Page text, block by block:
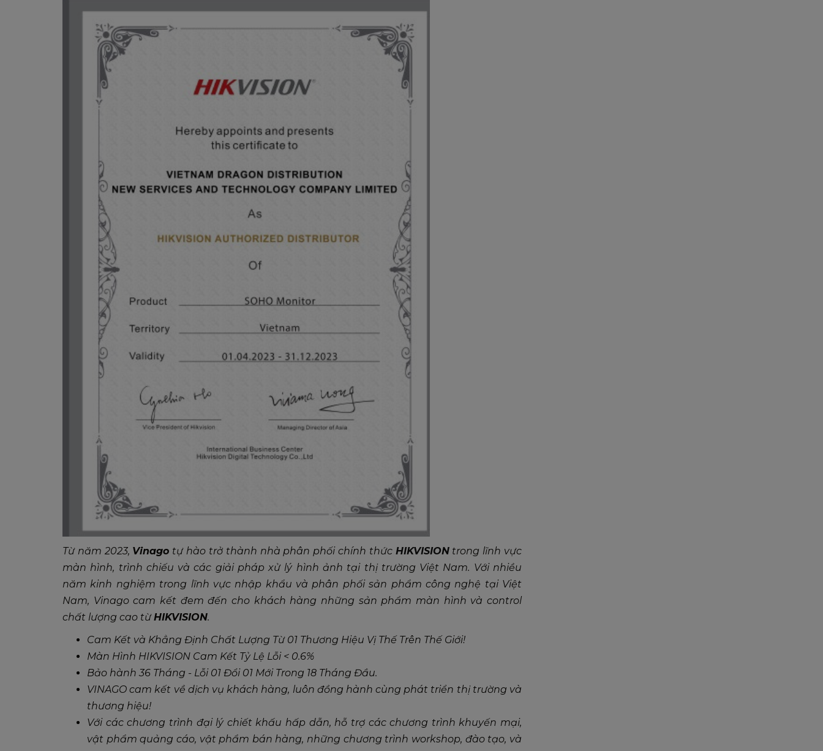
Từ năm 2023, Vinago tự hào trở thành nhà phân phối chính thức HIKVISIONtrong lĩnh vực
màn hình, trình chiếu và các giải pháp xử lý hình ảnh tại thị trường Việt Nam. Với nhiều
năm kinh nghiệm trong lĩnh vực nhập khẩu và phân phối sản phẩm công nghệ tại Việt
Nam, Vinago cam kết đem đến cho khách hàng những sản phẩm màn hình và control
chất lượng cao từHIKVISION.
Cam Kết và Khẳng Định Chất Lượng Từ 01 Thương Hiệu Vị Thế Trên Thế Giới!
Màn Hình HIKVISION Cam Kết Tỷ Lệ Lỗi < 0.6%
Bảo hành 36 Tháng - Lỗi 01 Đổi 01 Mới Trong 18 Tháng Đầu.
VINAGO cam kết về dịch vụ khách hàng, luôn đồng hành cùng phát triển thị trường và
thương hiệu!
Với các chương trình đại lý chiết khấu hấp dẫn, hỗ trợ các chương trình khuyến mại,
vật phẩm quảng cáo, vật phẩm bán hàng, những chương trình workshop, đào tạo, và